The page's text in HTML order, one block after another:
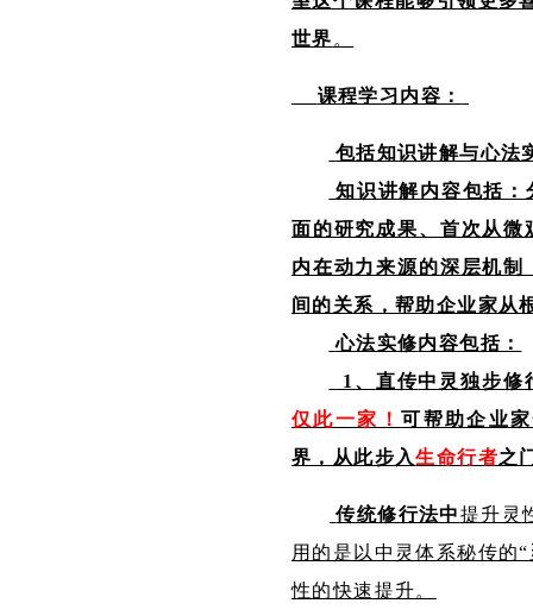
世界。
课程学习内容：
包括知识讲解与心法
知识讲解内容包括：
面的研究成果、首次从
内在动力来源的深层机
间的关系，帮助企业家从
心法实修内容包括：
1、 直传中灵独步修
仅此一家！ 可帮助企业
界，从此步入生命行者之
传统修行法中提升灵
用的是以中灵体系秘传的“
性的快速提升。